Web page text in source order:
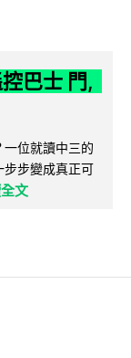
巴士 門,
位就讀中三的
步步變成真正可
文